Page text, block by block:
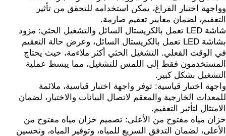
وواجهة اختبار الفراغ، يمكن استخدامه للتحقق من تأثير
التعقيم، لضمان معايير تعقيم صارمة.
شاشة LED تعمل بالكريستال السائل والتشغيل الحثي: مزود
بشاشة LED تعمل بالكريستال السائل، وعرض حالة التعقيم
في الوقت الفعلي. التشغيل الحثي أكثر ملاءمة، حيث يحتاج
المستخدمون فقط إلى اللمس للتشغيل، مما يبسط عملية
التشغيل بشكل كبير.
واجهة اختبار قياسية: توفر واجهة اختبار قياسية، ملائمة
للمعدات الخارجية والمعقم لاتصال البيانات والاختبار، لضمان
الامتثال لتأثير التعقيم.
خزان مياه مفتوح من الأعلى: تصميم خزان مياه مفتوح من
الأعلى، لضمان التدفق السريع للمياه، وتوفير المياه، وتحسين